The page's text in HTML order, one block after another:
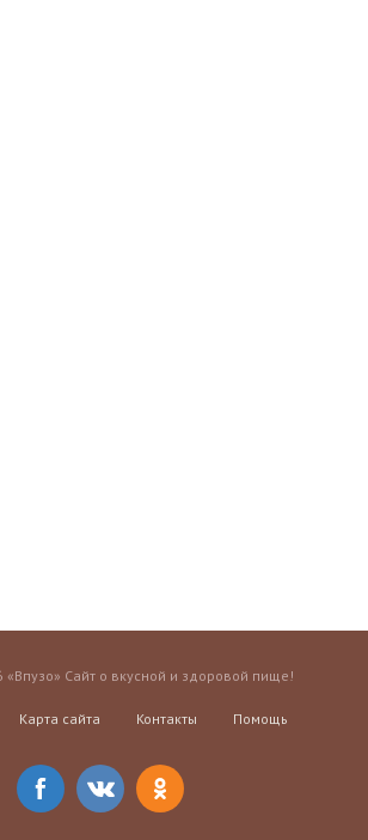
Сайт о вкусной и здоровой пище!
Карта сайта Контакты Помощь